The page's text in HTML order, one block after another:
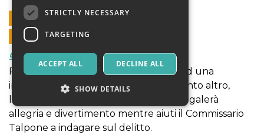
29 DECEMBER 2024 - 17:00
ONLINE SALES ENDED
Food & Beverages
Partecipa con i tuoi amici o famigliari ad una
intrigante ricerca di indizi, oggetti, e tanto altro,
lanciati nella caccia al "tesoro" che ti regalerà
allegria e divertimento mentre aiuti il Commissario
Talpone a indagare sul delitto.
STRICTLY NECESSARY
TARGETING
ACCEPT ALL DECLINE ALL
SHOW DETAILS
Strictly necessary Targeting